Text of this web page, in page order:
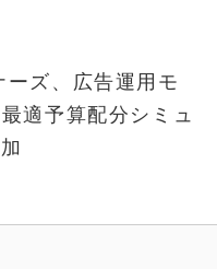
ズ、広告運用モ
適予算配分シミュ